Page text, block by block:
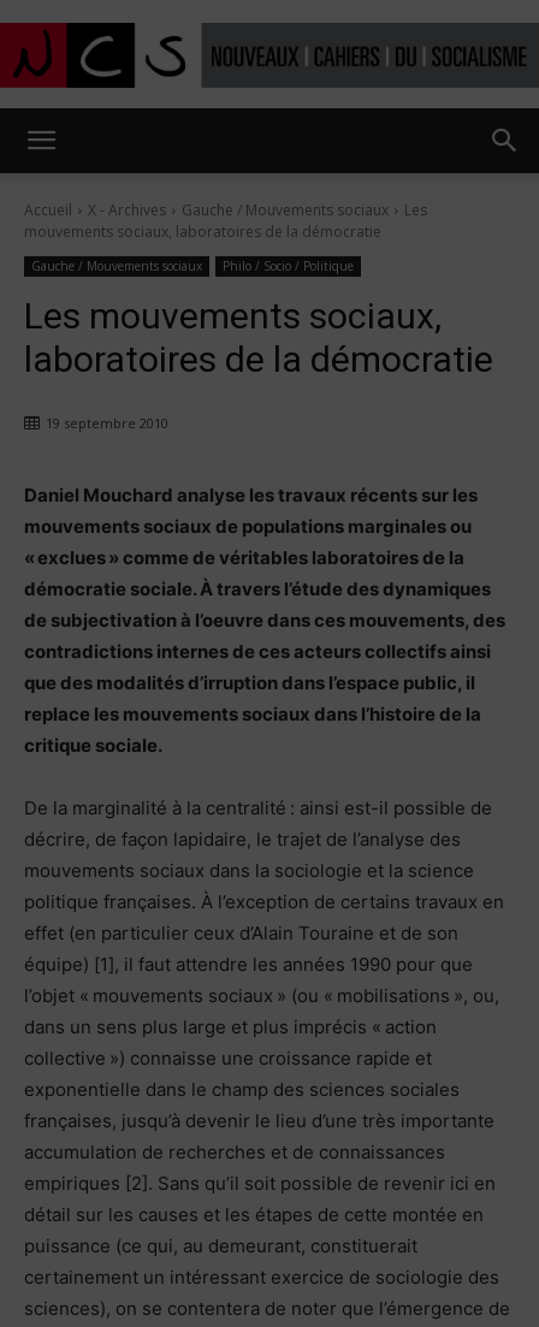
du
Accueil X - Archives Gauche / Mouvements sociaux
Les
mouvements sociaux, laboratoires de la démocratie
Gauche / Mouvements sociaux Philo / Socio / Politique
Les mouvements sociaux,
laboratoires de la démocratie
19 septembre 2010
Daniel Mouchard analyse les travaux récents sur les
mouvements sociaux de populations marginales ou
« exclues » comme de véritables laboratoires de la
démocratie sociale. À travers l’étude des dynamiques
de subjectivation à l’oeuvre dans ces mouvements, des
contradictions internes de ces acteurs collectifs ainsi
que des modalités d’irruption dans l’espace public, il
replace les mouvements sociaux dans l’histoire de la
critique sociale.
De la marginalité à la centralité : ainsi est-il possible de
décrire, de façon lapidaire, le trajet de l’analyse des
mouvements sociaux dans la sociologie et la science
politique françaises. À l’exception de certains travaux en
effet (en particulier ceux d’Alain Touraine et de son
équipe) [1], il faut attendre les années 1990 pour que
l’objet « mouvements sociaux » (ou « mobilisations », ou,
dans un sens plus large et plus imprécis « action
collective ») connaisse une croissance rapide et
exponentielle dans le champ des sciences sociales
françaises, jusqu’à devenir le lieu d’une très importante
accumulation de recherches et de connaissances
empiriques [2]. Sans qu’il soit possible de revenir ici en
détail sur les causes et les étapes de cette montée en
puissance (ce qui, au demeurant, constituerait
certainement un intéressant exercice de sociologie des
sciences), on se contentera de noter que l’émergence de